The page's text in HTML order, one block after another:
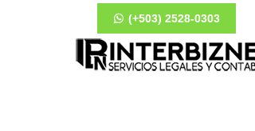
(+503) 2528-0303